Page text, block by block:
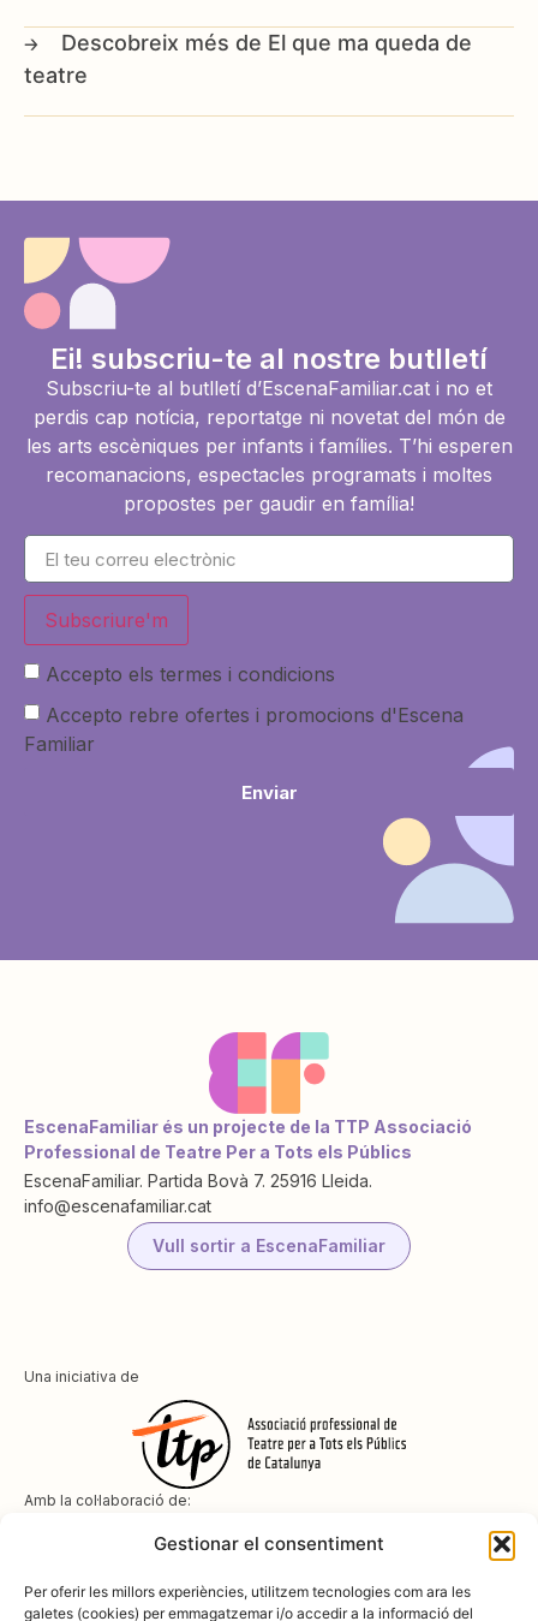
Gestionar el consentiment
Per oferir les millors experiències, utilitzem tecnologies com ara les
galetes (cookies) per emmagatzemar i/o accedir a la informació del
El que ma queda de
teatre
Ei! subscriu-te al nostre butlletí
Subscriu-te al butlletí d’EscenaFamiliar.cat i no et
perdis cap notícia, reportatge ni novetat del món de
les arts escèniques per infants i famílies. T’hi esperen
recomanacions, espectacles programats i moltes
propostes per gaudir en família!
Subscriure'm
Accepto els termes i condicions
Accepto rebre ofertes i promocions d'Escena
Familiar
Enviar
EscenaFamiliar és un projecte de la TTP Associació
Professional de Teatre Per a Tots els Públics
EscenaFamiliar. Partida Bovà 7. 25916 Lleida.
info@escenafamiliar.cat
Vull sortir a EscenaFamiliar
Una iniciativa de
Amb la col·laboració de: